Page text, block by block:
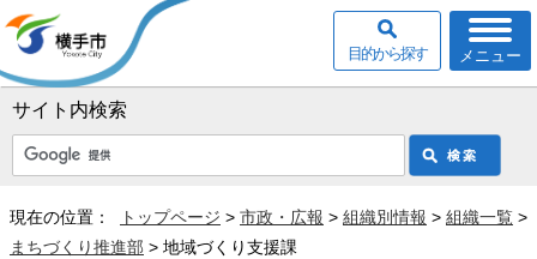
サイト内検索
メニュー
目的から探す
現在の位置： トップページ > 市政・広報 > 組織別情報 > 組織一覧 >
まちづくり推進部 > 地域づくり支援課